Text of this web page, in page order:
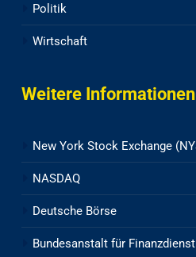
Politik
Wirtschaft
Weitere Informationen
New York Stock Exchange
NASDAQ
Deutsche Börse
Bundesanstalt für